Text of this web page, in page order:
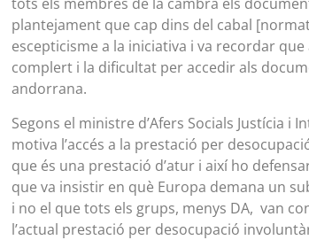
plantejament que cap dins del cabal
escepticisme a la iniciativa i va recordar
complert i la dificultat per accedir als
andorrana.
Segons el ministre d’Afers Socials Justícia i
motiva l’accés a la prestació per
que és una prestació d’atur i així ho
que va insistir en què Europa demana un
i no el que tots els grups, menys DA, van
l’actual prestació per desocupació